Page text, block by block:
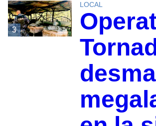
3
LOCAL